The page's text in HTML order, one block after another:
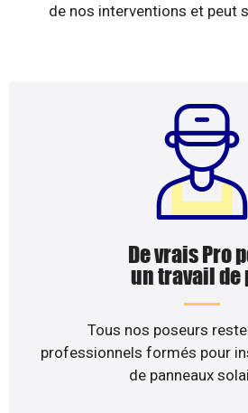
de nos interventions et peut
De vrais Pro
un travail de
Tous nos poseurs
professionnels formés pour
de panneaux